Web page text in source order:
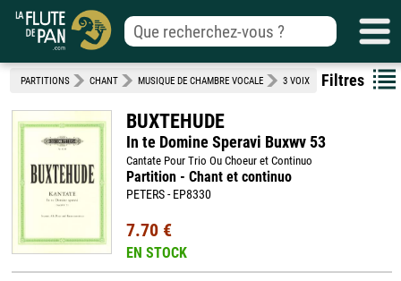
PARTITIONS CHANT MUSIQUE DE CHAMBRE VOCALE 3 VOIX Filtres
BUXTEHUDE
In te Domine Speravi Buxwv 53
Cantate Pour Trio Ou Choeur et Continuo
Partition - Chant et continuo
PETERS - EP8330
7.70 €
EN STOCK